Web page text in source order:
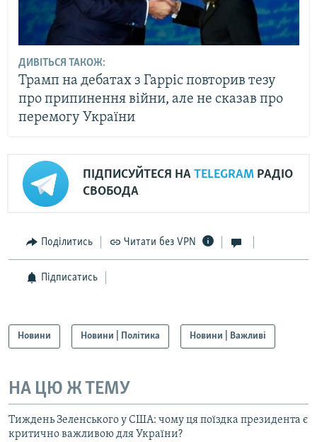
ДИВІТЬСЯ ТАКОЖ:
Трамп на дебатах з Гарріс повторив тезу
про припинення війни, але не сказав про
перемогу України
ПІДПИСУЙТЕСЯ НА TELEGRAM РАДІО
СВОБОДА
Поділитись Читати без VPN
Підписатись
Новини Новини | Політика Новини | Важливі
НА ЦЮ Ж ТЕМУ
Тиждень Зеленського у США: чому ця поїздка президента є
критично важливою для України?